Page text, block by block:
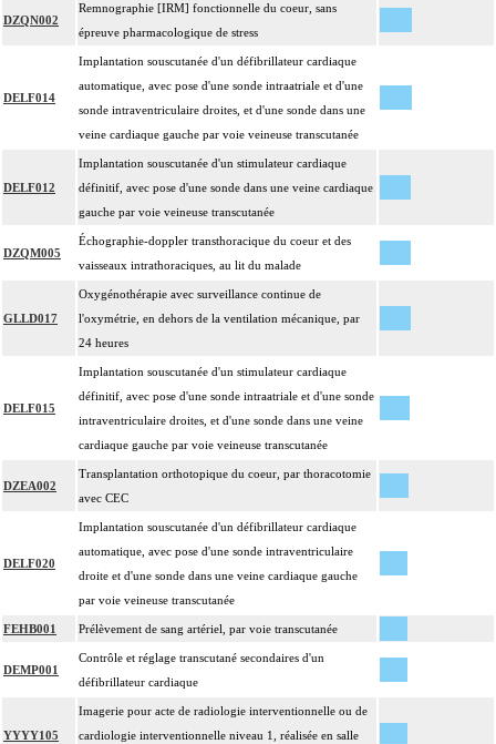
DZQN002
Remnographie [IRM] fonctionnelle du coeur, sans
épreuve pharmacologique de stress
DELF014
Implantation souscutanée d'un défibrillateur cardiaque
automatique, avec pose d'une sonde intraatriale et d'une
sonde intraventriculaire droites, et d'une sonde dans une
veine cardiaque gauche par voie veineuse transcutanée
DELF012
Implantation souscutanée d'un stimulateur cardiaque
définitif, avec pose d'une sonde dans une veine cardiaque
gauche par voie veineuse transcutanée
DZQM005
Échographie-doppler transthoracique du coeur et des
vaisseaux intrathoraciques, au lit du malade
GLLD017
Oxygénothérapie avec surveillance continue de
l'oxymétrie, en dehors de la ventilation mécanique, par
24 heures
DELF015
Implantation souscutanée d'un stimulateur cardiaque
définitif, avec pose d'une sonde intraatriale et d'une sonde
intraventriculaire droites, et d'une sonde dans une veine
cardiaque gauche par voie veineuse transcutanée
DZEA002
Transplantation orthotopique du coeur, par thoracotomie
avec CEC
DELF020
Implantation souscutanée d'un défibrillateur cardiaque
automatique, avec pose d'une sonde intraventriculaire
droite et d'une sonde dans une veine cardiaque gauche
par voie veineuse transcutanée
FEHB001 Prélèvement de sang artériel, par voie transcutanée
DEMP001
Contrôle et réglage transcutané secondaires d'un
défibrillateur cardiaque
YYYY105
Imagerie pour acte de radiologie interventionnelle ou de
cardiologie interventionnelle niveau 1, réalisée en salle